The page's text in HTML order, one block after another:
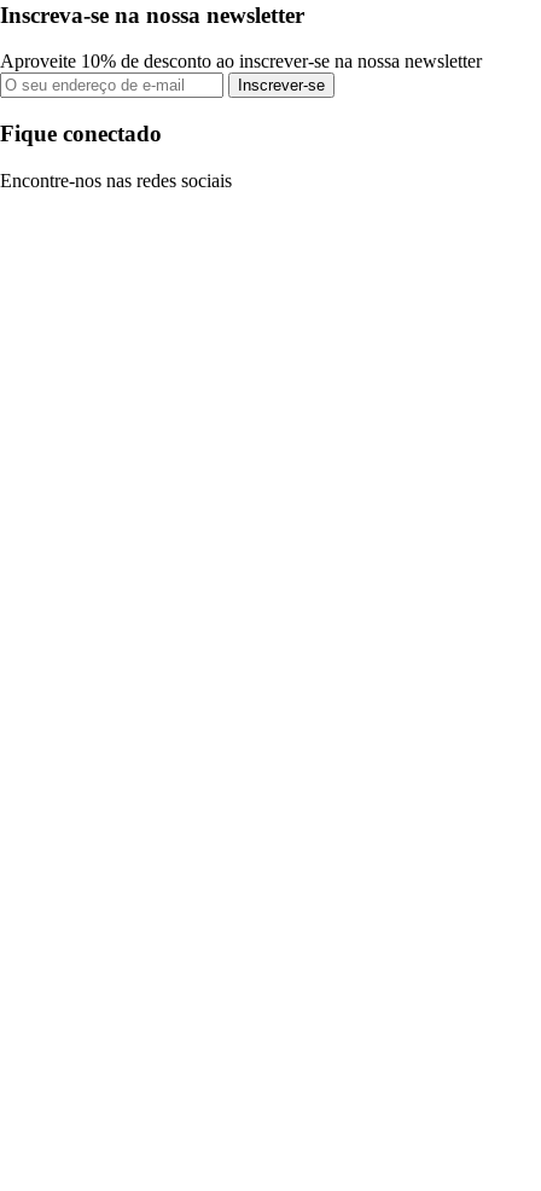
Inscreva-se na nossa newsletter
Aproveite 10% de desconto ao inscrever-se na nossa newsletter
Inscrever-se
Fique conectado
Encontre-nos nas redes sociais